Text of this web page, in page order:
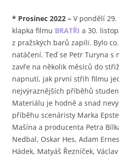
* Prosinec 2022 – V pondělí
klapka filmu BRATŘI a 30.
z pražských barů zapili. Bylo
natáčení. Teď se Petr Turyna s
zavře na několik měsíců do
napnutí, jak první střih filmu
nejvýraznějších příběhů
Materiálu je hodně a snad
příběhu scenáristy Marka
Mašína a producenta Petra
Nedbal, Oskar Hes, Adam
Hádek, Matyáš Řezníček,